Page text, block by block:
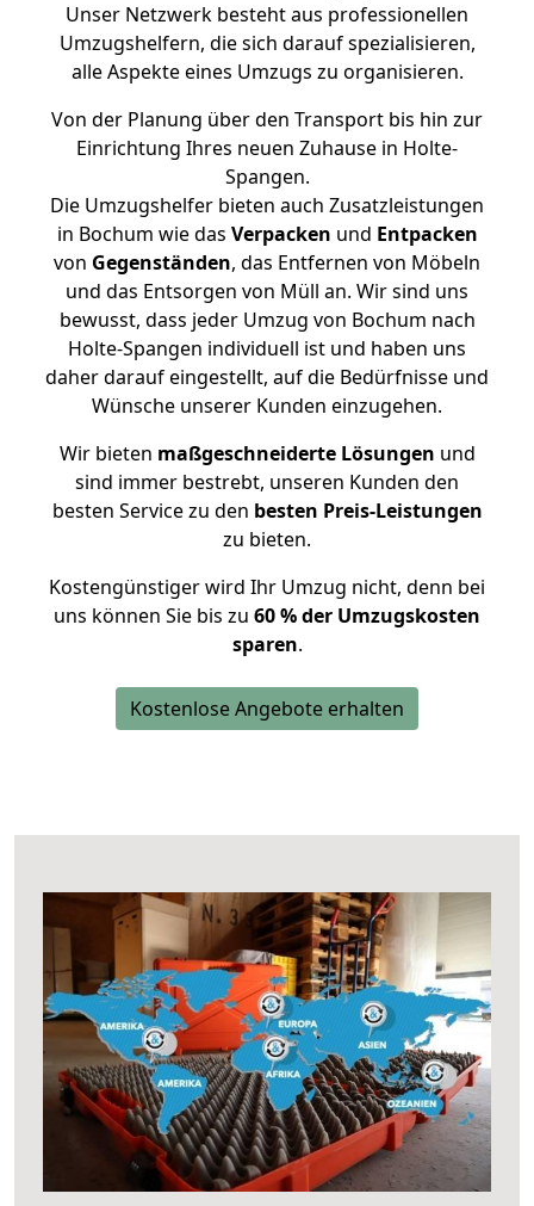
Unser Netzwerk besteht aus professionellen
Umzugshelfern, die sich darauf spezialisieren,
alle Aspekte eines Umzugs zu organisieren.
Von der Planung über den Transport bis hin zur
Einrichtung Ihres neuen Zuhause in Holte-
Spangen.
Die Umzugshelfer bieten auch Zusatzleistungen
in Bochum wie das Verpacken und Entpacken
von Gegenständen, das Entfernen von Möbeln
und das Entsorgen von Müll an. Wir sind uns
bewusst, dass jeder Umzug von Bochum nach
Holte-Spangen individuell ist und haben uns
daher darauf eingestellt, auf die Bedürfnisse und
Wünsche unserer Kunden einzugehen.
Wir bieten maßgeschneiderte Lösungen und
sind immer bestrebt, unseren Kunden den
besten Service zu den besten Preis-Leistungen
zu bieten.
Kostengünstiger wird Ihr Umzug nicht, denn bei
uns können Sie bis zu 60 % der Umzugskosten
sparen.
Kostenlose Angebote erhalten